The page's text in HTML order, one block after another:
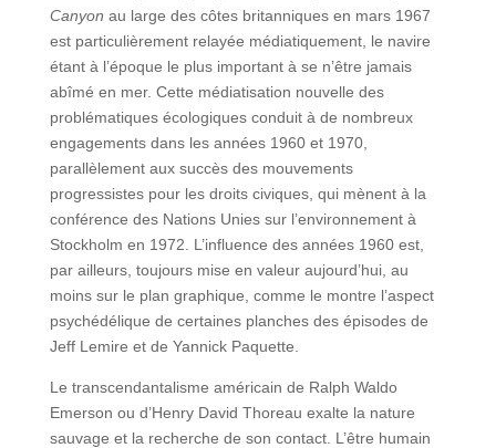
Canyon au large des côtes britanniques en mars 1967
est particulièrement relayée médiatiquement, le navire
étant à l’époque le plus important à se n’être jamais
abîmé en mer. Cette médiatisation nouvelle des
problématiques écologiques conduit à de nombreux
engagements dans les années 1960 et 1970,
parallèlement aux succès des mouvements
progressistes pour les droits civiques, qui mènent à la
conférence des Nations Unies sur l’environnement à
Stockholm en 1972. L’influence des années 1960 est,
par ailleurs, toujours mise en valeur aujourd’hui, au
moins sur le plan graphique, comme le montre l’aspect
psychédélique de certaines planches des épisodes de
Jeff Lemire et de Yannick Paquette.
Le transcendantalisme américain de Ralph Waldo
Emerson ou d’Henry David Thoreau exalte la nature
sauvage et la recherche de son contact. L’être humain